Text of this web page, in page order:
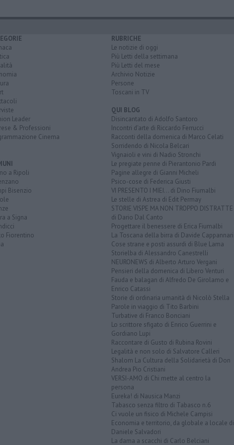
Leader
& Professioni
Cinema
a Ripoli
Bisenzio
a Signa
Fiorentino
RUBRICHE
Le notizie di oggi
Più Letti della settimana
Più Letti del mese
Archivio Notizie
Persone
Toscani in TV
QUI BLOG
Disincantato di Adolfo Santoro
Incontri d'arte di Riccardo Ferrucci
Racconti della domenica di Marco Celati
Sorridendo di Nicola Belcari
Vignaioli e vini di Nadio Stronchi
Le pregiate penne di Pierantonio Pardi
Pagine allegre di Gianni Micheli
Psico-cose di Federica Giusti
VI PRESENTO I MIEI... di Dino Fiumalbi
Le stelle di Astrea di Edit Permay
STORIE VISPE MA NON TROPPO DISTRATTE
di Dario Dal Canto
Progettare il benessere di Erica Fiumalbi
La Toscana della birra di Davide Cappannari
Cose strane e posti assurdi di Blue Lama
Storielba di Alessandro Canestrelli
NEURONEWS di Alberto Arturo Vergani
Pensieri della domenica di Libero Venturi
Fauda e balagan di Alfredo De Girolamo e
Enrico Catassi
Storie di ordinaria umanità di Nicolò Stella
Parole in viaggio di Tito Barbini
Turbative di Franco Bonciani
Lo scrittore sfigato di Enrico Guerrini e
Gordiano Lupi
Raccontare di Gusto di Rubina Rovini
Legalità e non solo di Salvatore Calleri
Shalom La Cultura della Solidarietà di Don
Andrea Pio Cristiani
VERSI-AMO di Chi mette al centro la
persona
Eureka! di Nausica Manzi
Tabasco senza filtro di Tabasco n.6
Ci vuole un fisico di Michele Campisi
Economia e territorio, da globale a locale di
Daniele Salvadori
La dama a scacchi di Carlo Belciani